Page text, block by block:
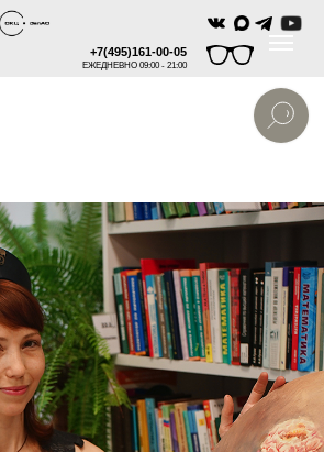
+7(495)161-00-05
ЕЖЕДНЕВНО 09:00 - 21:00